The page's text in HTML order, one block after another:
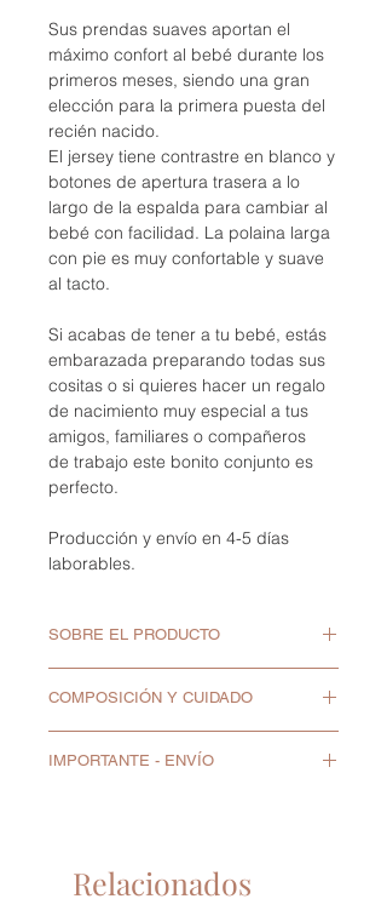
Sus prendas suaves aportan el
máximo confort al bebé durante los
primeros meses, siendo una gran
elección para la primera puesta del
recién nacido.
El jersey tiene contrastre en blanco y
botones de apertura trasera a lo
largo de la espalda para cambiar al
bebé con facilidad. La polaina larga
con pie es muy confortable y suave
al tacto.
Si acabas de tener a tu bebé, estás
embarazada preparando todas sus
cositas o si quieres hacer un regalo
de nacimiento muy especial a tus
amigos, familiares o compañeros
de trabajo este bonito conjunto es
perfecto.
Producción y envío en 4-5 días
laborables.
SOBRE EL PRODUCTO
nacido 0-1 meses y en talla 1-3
meses.
Hay 3 colores para elegir.
directamente por el fabricante, no
COMPOSICIÓN Y CUIDADO
Lavado normal a máquina
en España.
IMPORTANTE - ENVÍO
por Panet i Pernil.
Relacionados